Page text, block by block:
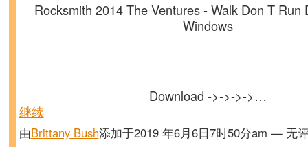
Rocksmith 2014 The Ventures - Walk Don T Run
Windows
Download ->->->->…
继续
由Brittany Bush添加于2019 年6月6日7时50分am — 无